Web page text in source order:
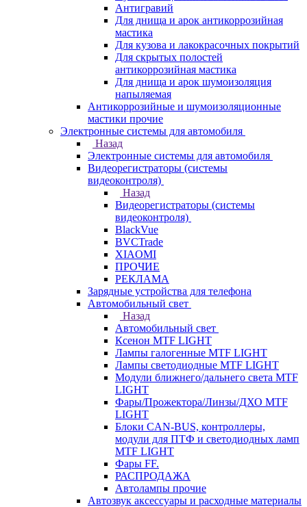
Антигравий
Для днища и арок антикоррозийная
мастика
Для кузова и лакокрасочных покрытий
Для скрытых полостей
антикоррозийная мастика
Для днища и арок шумоизоляция
напыляемая
Антикоррозийные и шумоизоляционные
мастики прочие
Электронные системы для автомобиля
Назад
Электронные системы для автомобиля
Видеорегистраторы (системы
видеоконтроля)
Назад
Видеорегистраторы (системы
видеоконтроля)
BlackVue
BVCTrade
XIAOMI
ПРОЧИЕ
РЕКЛАМА
Зарядные устройства для телефона
Автомобильный свет
Назад
Автомобильный свет
Ксенон MTF LIGHT
Лампы галогенные MTF LIGHT
Лампы светодиодные MTF LIGHT
Модули ближнего/дальнего света MTF
LIGHT
Фары/Прожектора/Линзы/ДХО MTF
LIGHT
Блоки CAN-BUS, контроллеры,
модули для ПТФ и светодиодных ламп
MTF LIGHT
Фары FF.
РАСПРОДАЖА
Автолампы прочие
Автозвук аксессуары и расходные материалы